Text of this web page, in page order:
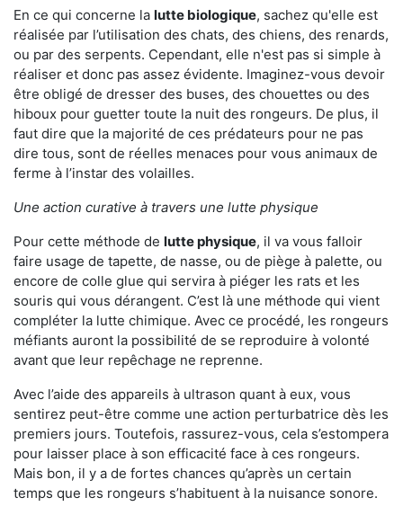
En ce qui concerne la lutte biologique, sachez qu'elle est
réalisée par l’utilisation des chats, des chiens, des renards,
ou par des serpents. Cependant, elle n'est pas si simple à
réaliser et donc pas assez évidente. Imaginez-vous devoir
être obligé de dresser des buses, des chouettes ou des
hiboux pour guetter toute la nuit des rongeurs. De plus, il
faut dire que la majorité de ces prédateurs pour ne pas
dire tous, sont de réelles menaces pour vous animaux de
ferme à l’instar des volailles.
Une action curative à travers une lutte physique
Pour cette méthode de lutte physique, il va vous falloir
faire usage de tapette, de nasse, ou de piège à palette, ou
encore de colle glue qui servira à piéger les rats et les
souris qui vous dérangent. C’est là une méthode qui vient
compléter la lutte chimique. Avec ce procédé, les rongeurs
méfiants auront la possibilité de se reproduire à volonté
avant que leur repêchage ne reprenne.
Avec l’aide des appareils à ultrason quant à eux, vous
sentirez peut-être comme une action perturbatrice dès les
premiers jours. Toutefois, rassurez-vous, cela s’estompera
pour laisser place à son efficacité face à ces rongeurs.
Mais bon, il y a de fortes chances qu’après un certain
temps que les rongeurs s’habituent à la nuisance sonore.